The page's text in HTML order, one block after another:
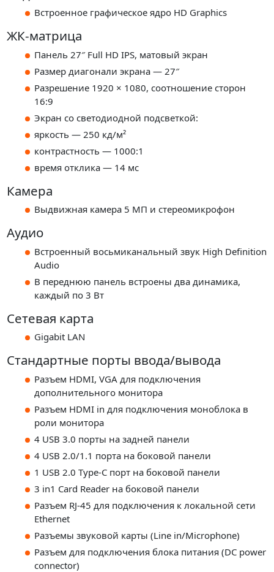
Встроенное графическое ядро HD Graphics
ЖК-матрица
Панель 27″ Full HD IPS, матовый экран
Размер диагонали экрана — 27″
Разрешение 1920 × 1080, соотношение сторон
16:9
Экран со светодиодной подсветкой:
яркость — 250 кд/м²
контрастность — 1000:1
время отклика — 14 мс
Камера
Выдвижная камера 5 МП и стереомикрофон
Аудио
Встроенный восьмиканальный звук High Definition
Audio
В переднюю панель встроены два динамика,
каждый по 3 Вт
Сетевая карта
Gigabit LAN
Стандартные порты ввода/вывода
Разъем HDMI, VGA для подключения
дополнительного монитора
Разъем HDMI in для подключения моноблока в
роли монитора
4 USB 3.0 порты на задней панели
4 USB 2.0/1.1 порта на боковой панели
1 USB 2.0 Type-C порт на боковой панели
3 in1 Card Reader на боковой панели
Разъем RJ-45 для подключения к локальной сети
Ethernet
Разъемы звуковой карты (Line in/Microphone)
Разъем для подключения блока питания (DC power
connector)